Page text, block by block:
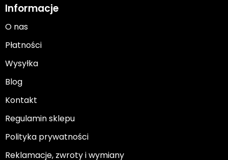
Informacje
O nas
Płatności
Wysyłka
Blog
Kontakt
Regulamin sklepu
Polityka prywatności
Reklamacje, zwroty i wymiany